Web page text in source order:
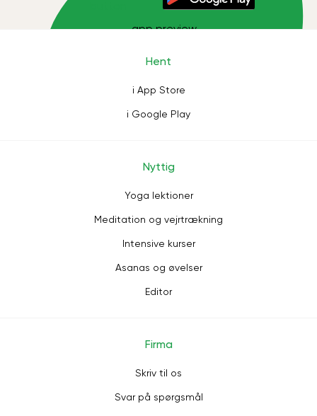
Hent
i App Store
i Google Play
Nyttig
Yoga lektioner
Meditation og vejrtrækning
Intensive kurser
Asanas og øvelser
Editor
Firma
Skriv til os
Svar på spørgsmål